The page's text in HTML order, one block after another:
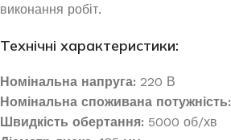
виконання робіт.
Технічні характеристики:
Номінальна напруга: 220 В
Номінальна споживана потужність:
Швидкість обертання: 5000 об/хв